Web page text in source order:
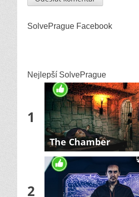
SolvePrague Facebook
Nejlepší SolvePrague
1
The Chamber
2